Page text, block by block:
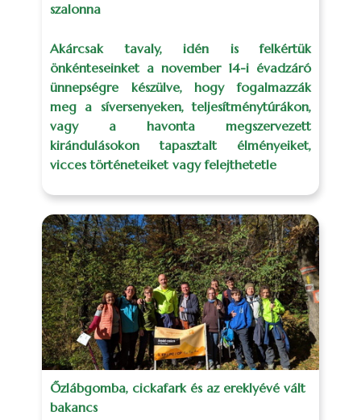
szalonna
Akárcsak tavaly, idén is felkértük
önkénteseinket a november 14-i évadzáró
ünnepségre készülve, hogy fogalmazzák
meg a síversenyeken, teljesítménytúrákon,
vagy a havonta megszervezett
kirándulásokon tapasztalt élményeiket,
vicces történeteiket vagy felejthetetle
Őzlábgomba, cickafark és az ereklyévé vált
bakancs